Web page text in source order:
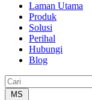
Laman Utama
Produk
Solusi
Perihal
Hubungi
Blog